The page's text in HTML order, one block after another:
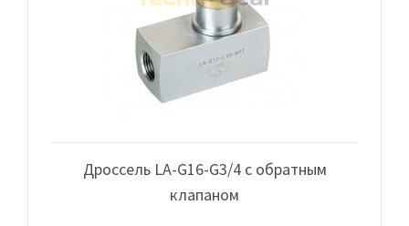
Дроссель LA-G16-G3/4 с обратным
клапаном